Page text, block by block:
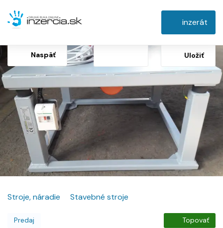
inzerát
Naspäť Uložiť
Stroje, náradie Stavebné stroje
Predaj Topovať